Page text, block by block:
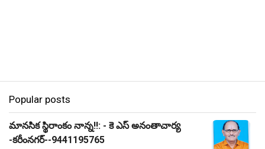
Popular posts
మానసిక స్థిరాంకం నాన్న!!: - కె ఎస్ అనంతాచార్య
-కరీంనగర్--9441195765